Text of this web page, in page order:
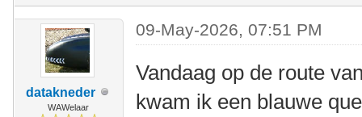
datakneder
WAWelaar
09-May-2026, 07:51 PM
Vandaag op de route
kwam ik een blauwe